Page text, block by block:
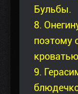
Бульбы.
8.
поэтому
9.